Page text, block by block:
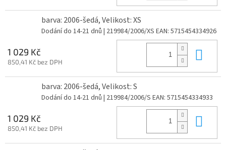
barva: 2006-šedá, Velikost: XS
Dodání do 14-21 dnů | 219984/2006/XS EAN: 5715454334926
1 029 Kč
850,41 Kč bez DPH
barva: 2006-šedá, Velikost: S
Dodání do 14-21 dnů | 219984/2006/S EAN: 5715454334933
1 029 Kč
850,41 Kč bez DPH